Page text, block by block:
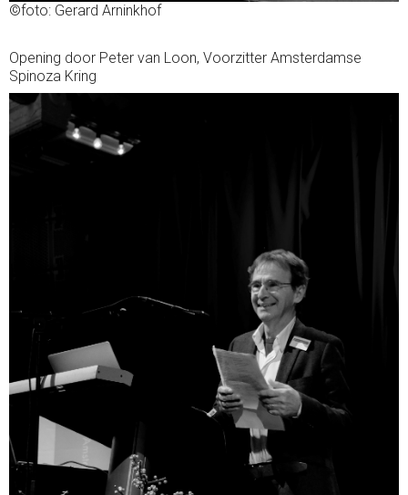
©foto: Gerard Arninkhof
Opening door Peter van Loon, Voorzitter Amsterdamse
Spinoza Kring